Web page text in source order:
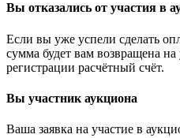
Вы отказались от участия в
Если вы уже успели сделать
сумма будет вам возвращена
регистрации расчётный счёт.
Вы участник аукциона
Ваша заявка на участие в